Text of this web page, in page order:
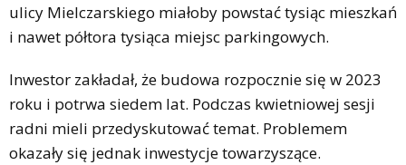
ulicy Mielczarskiego miałoby powstać tysiąc mieszkań
i nawet półtora tysiąca miejsc parkingowych.
Inwestor zakładał, że budowa rozpocznie się w 2023
roku i potrwa siedem lat. Podczas kwietniowej sesji
radni mieli przedyskutować temat. Problemem
okazały się jednak inwestycje towarzyszące.